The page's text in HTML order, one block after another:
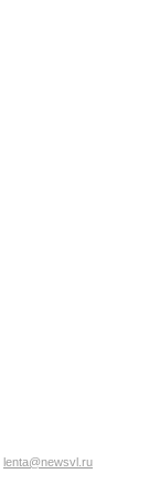
lenta@newsvl.ru